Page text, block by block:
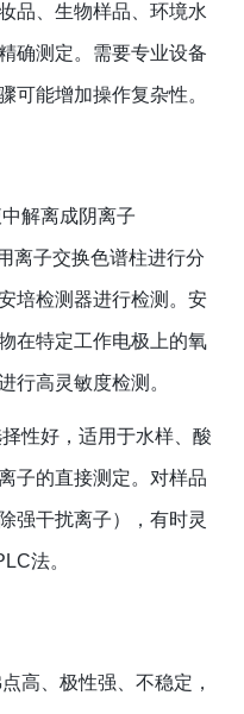
品、生物样品、环境水
确测定。需要专业设备
可能增加操作复杂性。
解离成阴离子
离子交换色谱柱进行分
培检测器进行检测。安
在特定工作电极上的氧
行高灵敏度检测。
性好，适用于水样、酸
子的直接测定。对样品
强干扰离子），有时灵
法。
高、极性强、不稳定，